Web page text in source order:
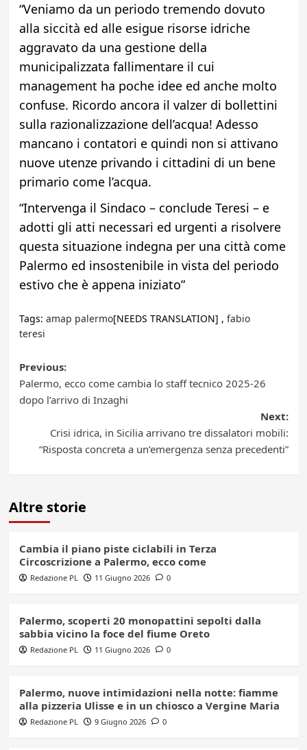
“Veniamo da un periodo tremendo dovuto
alla siccità ed alle esigue risorse idriche
aggravato da una gestione della
municipalizzata fallimentare il cui
management ha poche idee ed anche molto
confuse. Ricordo ancora il valzer di bollettini
sulla razionalizzazione dell’acqua! Adesso
mancano i contatori e quindi non si attivano
nuove utenze privando i cittadini di un bene
primario come l’acqua.
“Intervenga il Sindaco – conclude Teresi – e
adotti gli atti necessari ed urgenti a risolvere
questa situazione indegna per una città come
Palermo ed insostenibile in vista del periodo
estivo che è appena iniziato”
Tags: amap palermo[NEEDS TRANSLATION] , fabio
teresi
Post
navigation
Previous:
Palermo, ecco come cambia lo staff tecnico 2025-26
dopo l’arrivo di Inzaghi
Next:
Crisi idrica, in Sicilia arrivano tre dissalatori mobili:
“Risposta concreta a un’emergenza senza precedenti”
Altre storie
Cambia il piano piste ciclabili in Terza
Circoscrizione a Palermo, ecco come
Redazione PL 11 Giugno 2026 0
Palermo, scoperti 20 monopattini sepolti dalla
sabbia vicino la foce del fiume Oreto
Redazione PL 11 Giugno 2026 0
Palermo, nuove intimidazioni nella notte: fiamme
alla pizzeria Ulisse e in un chiosco a Vergine Maria
Redazione PL 9 Giugno 2026 0